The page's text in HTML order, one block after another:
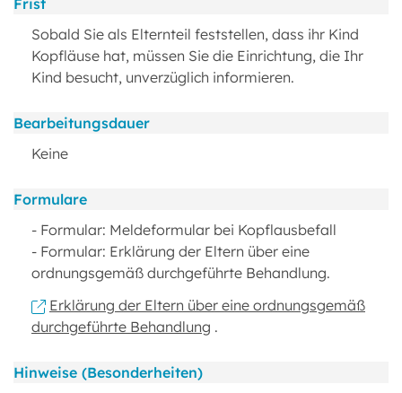
Frist
Sobald Sie als Elternteil feststellen, dass ihr Kind
Kopfläuse hat, müssen Sie die Einrichtung, die Ihr
Kind besucht, unverzüglich informieren.
Bearbeitungsdauer
Keine
Formulare
- Formular: Meldeformular bei Kopflausbefall
- Formular: Erklärung der Eltern über eine
ordnungsgemäß durchgeführte Behandlung.
Erklärung der Eltern über eine ordnungsgemäß
durchgeführte Behandlung .
Hinweise (Besonderheiten)